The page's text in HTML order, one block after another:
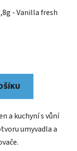
- Vanilla fresh
a kuchyní s vůní
umyvadla a